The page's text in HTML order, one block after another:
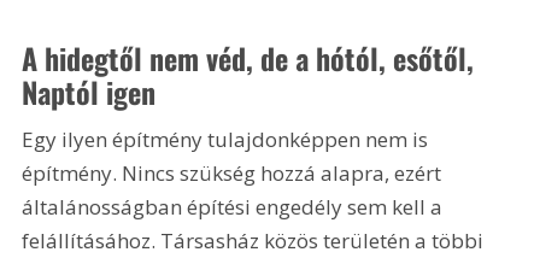
A hidegtől nem véd, de a hótól, esőtől,
Naptól igen
Egy ilyen építmény tulajdonképpen nem is
építmény. Nincs szükség hozzá alapra, ezért
általánosságban építési engedély sem kell a
felállításához. Társasház közös területén a többi